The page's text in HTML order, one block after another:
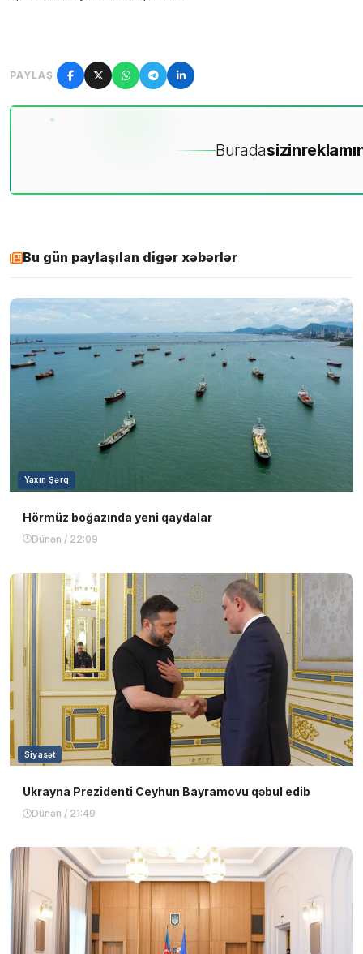
PAYLAŞ
Buradasizin
Bu gün paylaşılan digər xəbərlər
Yaxın Şərq
Hörmüz boğazında yeni qaydalar
Dünən / 22:09
Siyasət
Ukrayna Prezidenti Ceyhun Bayramovu qəbul edib
Dünən / 21:49